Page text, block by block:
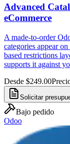
Advanced
eCommerce
A made-to-order
categories appear
based restrictions
supports it against
Desde $249.00
Solicitar
Bajo pedido
Odoo